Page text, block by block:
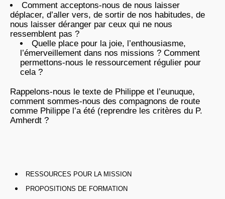
Comment acceptons-nous de nous laisser
déplacer, d’aller vers, de sortir de nos habitudes, de
nous laisser déranger par ceux qui ne nous
ressemblent pas ?
Quelle place pour la joie, l’enthousiasme,
l’émerveillement dans nos missions ? Comment
permettons-nous le ressourcement régulier pour
cela ?
Rappelons-nous le texte de Philippe et l’eunuque,
comment sommes-nous des compagnons de route
comme Philippe l’a été (reprendre les critères du P.
Amherdt ?
RESSOURCES POUR LA MISSION
PROPOSITIONS DE FORMATION